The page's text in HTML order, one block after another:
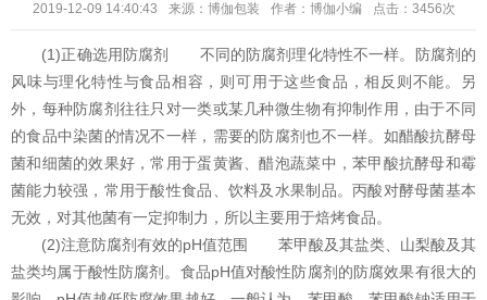
2019-12-09 14:40:43 来源：博伽包装 作者：博伽小编 点击：3456次
(1)正确选用防腐剂 不同的防腐剂理化特性不一样。防腐剂的
风味与理化特性与食品相容，则可用于这些食品，相反则不能。另
外，每种防腐剂往往只对一类或某几种微生物有抑制作用，由于不同
的食品中染菌的情况不一样，需要的防腐剂也不一样。如醋酸抗酵母
菌和细菌的效果好，常用于蛋黄酱、醋泡蔬菜中，苯甲酸抗酵母和霉
菌能力较强，常用于酸性食品、饮料及水果制品。丙酸对酵母菌基本
无效，对其他菌有一定抑制力，所以主要用于焙烤食品。
(2)注意防腐剂有效的pH值范围 苯甲酸及其盐类、山梨酸及其
盐类均属于酸性防腐剂。食品pH值对酸性防腐剂的防腐效果有很大的